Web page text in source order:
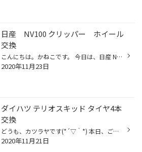
日産 NV100 クリッパー ホイール
交換
こんにちは。かねこです。 今日は、日産 NV100 クリッパー が、ホイール交換でご来店いただきました。 新車で、こだわりのホイールをお選びいただきました！ クリムソン MG Beast for K です！ 12インチで商用車にも対応しております！ ブラックの車体とマッチして、まとまりのある仕上がりでした...
2020年11月23日
ダイハツ テリオスキッド タイヤ4本
交換
どうも、カツラヤです(*´▽｀*) 本日、ご紹介する作業は ダイハツ テリオスキッド タイヤ4本交換 です！ お取り付けしたタイヤは DUELER H/L850 175/80R15 4本 です( ｀ー´)ノ 乗り心地・静粛性を兼ね備えたSUV専用設計タイヤです！ また、M+S表記がついていますので、浅雪でも走行可能です。 (※氷雪...
2020年11月21日